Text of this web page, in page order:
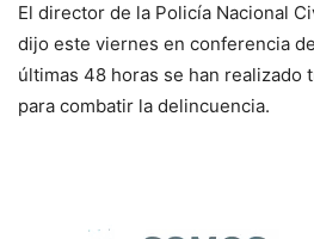
El director de la Policía Nacional
dijo este viernes en conferencia
últimas 48 horas se han realizado
para combatir la delincuencia.